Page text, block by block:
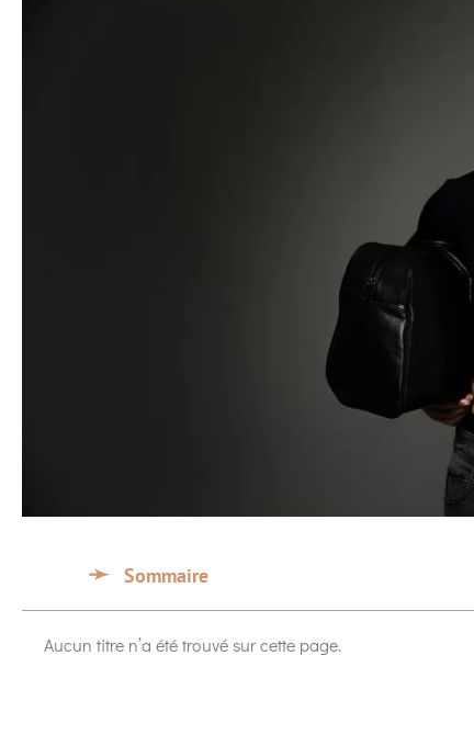
Sommaire
Aucun titre n’a été trouvé sur cette page.